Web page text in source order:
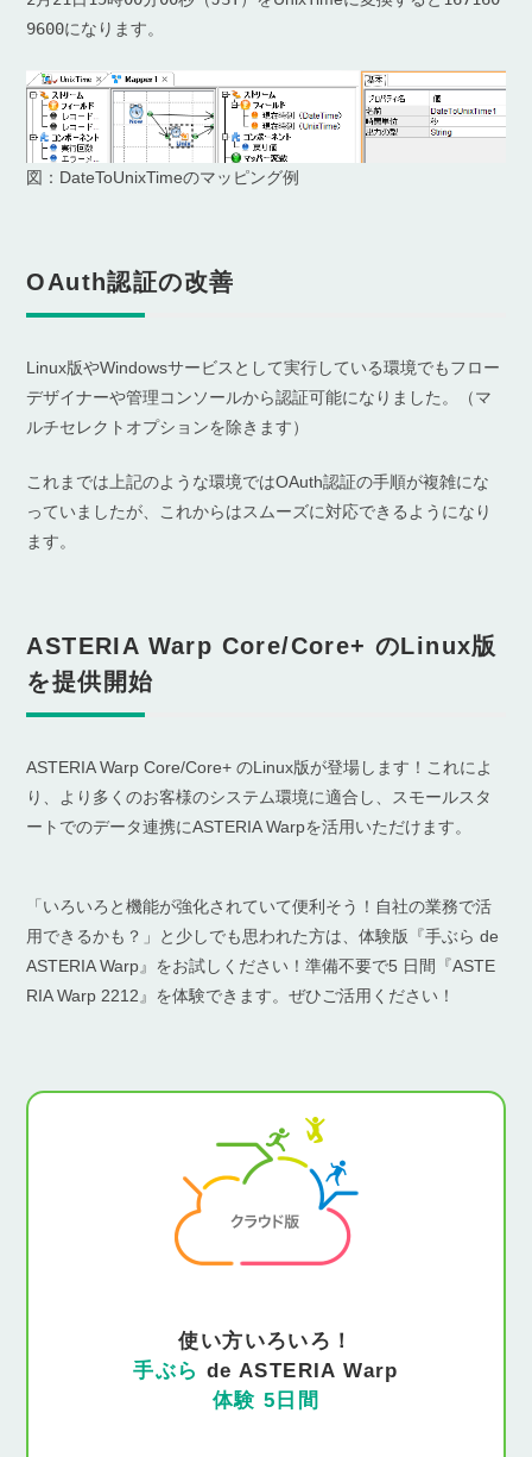
9600になります。
図：DateToUnixTimeのマッピング例
OAuth認証の改善
Linux版やWindowsサービスとして実行している環境でもフロー
デザイナーや管理コンソールから認証可能になりました。（マ
ルチセレクトオプションを除きます）
これまでは上記のような環境ではOAuth認証の手順が複雑にな
っていましたが、これからはスムーズに対応できるようになり
ます。
ASTERIA Warp Core/Core+ のLinux版
を提供開始
ASTERIA Warp Core/Core+ のLinux版が登場します！これによ
り、より多くのお客様のシステム環境に適合し、スモールスタ
ートでのデータ連携にASTERIA Warpを活用いただけます。
「いろいろと機能が強化されていて便利そう！自社の業務で活
用できるかも？」と少しでも思われた方は、体験版『手ぶら de
ASTERIA Warp』をお試しください！準備不要で5 日間『ASTE
RIA Warp 2212』を体験できます。ぜひご活用ください！
使い方いろいろ！
手ぶら de ASTERIA Warp
体験 5日間